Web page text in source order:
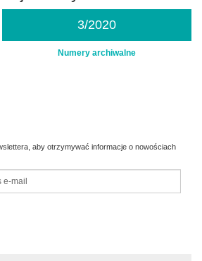
3/2020
Numery archiwalne
aby otrzymywać informacje o nowościach